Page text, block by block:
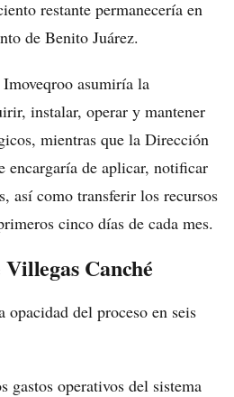
restante permanecería en
de Benito Juárez.
asumiría la
instalar, operar y mantener
mientras que la Dirección
encargaría de aplicar, notificar
así como transferir los recursos
cinco días de cada mes.
Canché
del proceso en seis
gastos operativos del sistema